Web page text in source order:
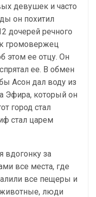
девушек и часто
он похитил
дочерей речного
громовержец
этом ее отцу. Он
ее. В обмен
Асон дал воду из
Эфира, который он
город стал
стал царем
вдогонку за
все места, где
все пещеры и
животные, люди